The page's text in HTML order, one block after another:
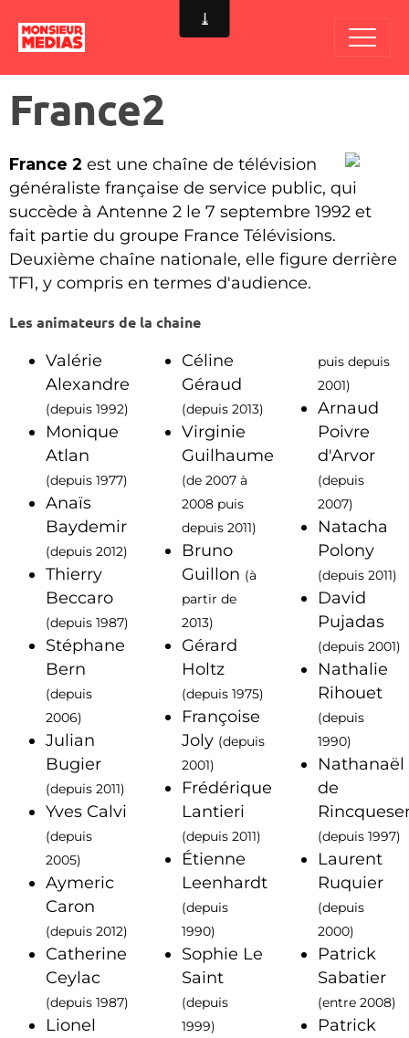
France2
France 2 est une chaîne de télévision
généraliste française de service public, qui
succède à Antenne 2 le 7 septembre 1992 et
fait partie du groupe France Télévisions.
Deuxième chaîne nationale, elle figure derrière
TF1, y compris en termes d'audience.
Les animateurs de la chaine
Valérie
Alexandre
(depuis 1992)
Monique
Atlan
(depuis 1977)
Anaïs
Baydemir
(depuis 2012)
Thierry
Beccaro
(depuis 1987)
Stéphane
Bern
(depuis
2006)
Julian
Bugier
(depuis 2011)
Yves Calvi
(depuis
2005)
Aymeric
Caron
(depuis 2012)
Catherine
Ceylac
(depuis 1987)
Lionel
Céline
Géraud
(depuis 2013)
Virginie
Guilhaume
(de 2007 à
2008 puis
depuis 2011)
Bruno
Guillon (à
partir de
2013)
Gérard
Holtz
(depuis 1975)
Françoise
Joly (depuis
2001)
Frédérique
Lantieri
(depuis 2011)
Étienne
Leenhardt
(depuis
1990)
Sophie Le
Saint
(depuis
1999)
puis depuis
2001)
Arnaud
Poivre
d'Arvor
(depuis
2007)
Natacha
Polony
(depuis 2011)
David
Pujadas
(depuis 2001)
Nathalie
Rihouet
(depuis
1990)
Nathanaël
de
(depuis 1997)
Laurent
Ruquier
(depuis
2000)
Patrick
Sabatier
(entre 2008)
Patrick